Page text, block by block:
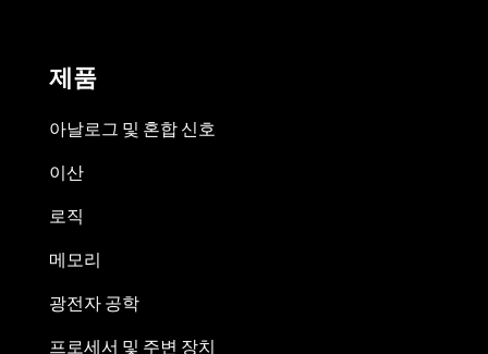
제품
아날로그 및 혼합 신호
이산
로직
메모리
광전자 공학
프로세서 및 주변 장치